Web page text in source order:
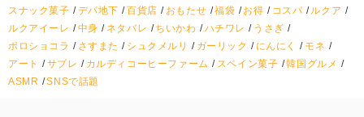
スナック菓子
デパ地下 百貨店 おもたせ 福袋 お得 コスパ
ルクア
ルクアイーレ
中身 ネタバレ ちいかわ ハチワレ
うさぎ
ポロショコラ
さすまた シュクメルリ ガーリック にんにく
モネ
アート
サブレ カルディコーヒーファーム スペイン菓子 韓国グルメ
ASMR
SNSで話題